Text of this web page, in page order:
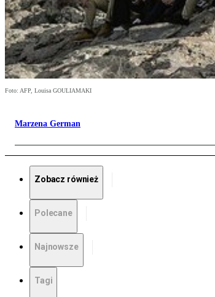
Foto: AFP, Louisa GOULIAMAKI
Marzena German
Zobacz również
Polecane
Najnowsze
Tagi